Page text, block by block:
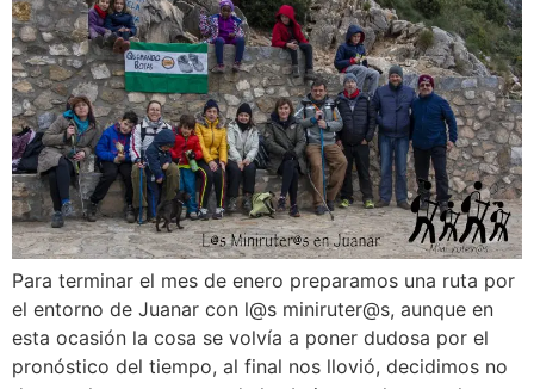
Para terminar el mes de enero preparamos una ruta por
el entorno de Juanar con l@s miniruter@s, aunque en
esta ocasión la cosa se volvía a poner dudosa por el
pronóstico del tiempo, al final nos llovió, decidimos no